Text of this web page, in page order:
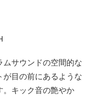
サウンドの空間的な
目の前にあるような
キック音の艶やか